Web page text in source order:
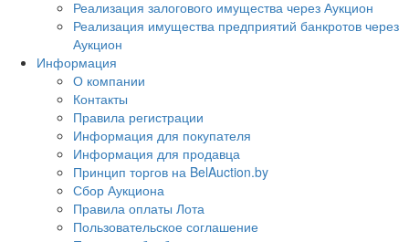
Реализация залогового имущества через Аукцион
Реализация имущества предприятий банкротов через
Аукцион
Информация
О компании
Контакты
Правила регистрации
Информация для покупателя
Информация для продавца
Принцип торгов на BelAuction.by
Сбор Аукциона
Правила оплаты Лота
Пользовательское соглашение